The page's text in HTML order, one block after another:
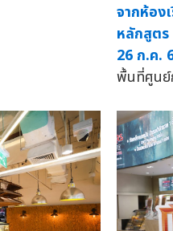
จากห้อง
หลักสูต
26 ก.ค.
พื้นที่ศูนย์